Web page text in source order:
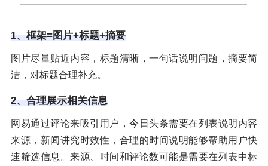
1、框架=图片+标题+摘要
图片尽量贴近内容，标题清晰，一句话说明问题，摘要简
洁，对标题合理补充。
2、合理展示相关信息
网易通过评论来吸引用户，今日头条需要在列表说明内容
来源，新闻讲究时效性，合理的时间说明能够帮助用户快
速筛选信息。来源、时间和评论数可能是需要在列表中标